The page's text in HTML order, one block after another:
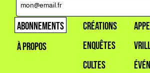
ABONNEMENTS
À PROPOS
CRÉATIONS
ENQUÊTES
CULTES